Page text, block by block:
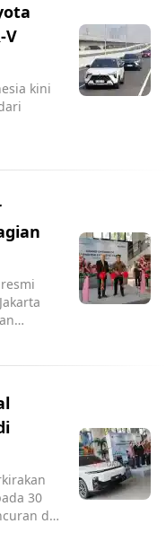
V
kini
30
di